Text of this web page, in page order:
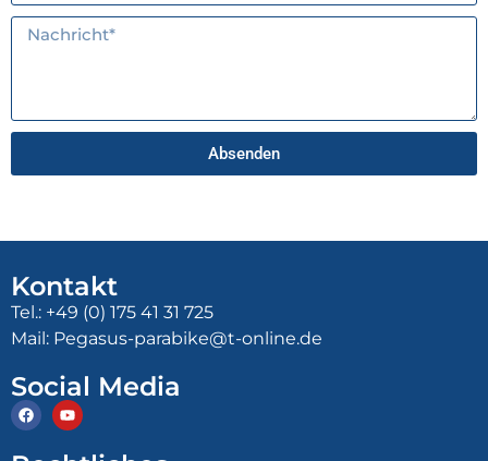
Absenden
Kontakt
Tel.: +49 (0) 175 41 31 725
Mail: Pegasus-parabike@t-online.de
Social Media